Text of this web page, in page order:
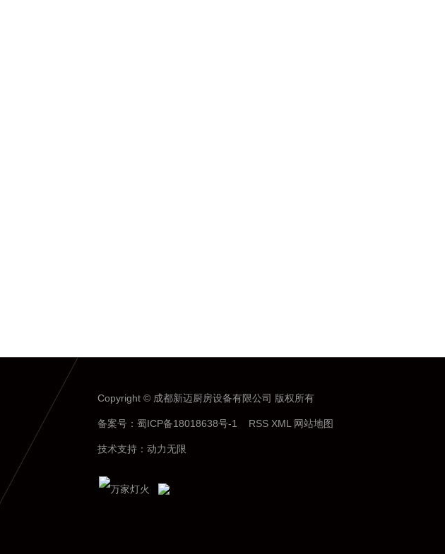
Copyright © 成都新迈厨房设备有限公司 版权所有
备案号： 蜀ICP备18018638号-1 RSS XML 网站地图
技术支持： 动力无限